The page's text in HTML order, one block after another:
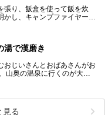
り、飯盒を使って飯を炊
し、キャンプファイヤー、
湯で漢磨き
おじいさんとおばあさんがお
山奥の温泉に行くのが大の
見る